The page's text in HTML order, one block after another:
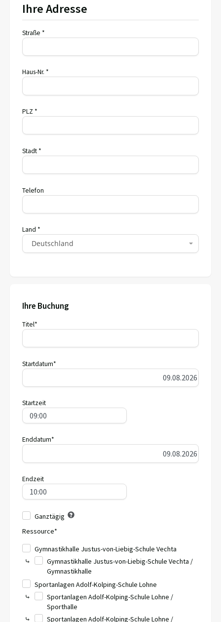
Ihre Adresse
Straße *
Haus-Nr. *
PLZ *
Stadt *
Telefon
Land *
Deutschland
Ihre Buchung
Titel*
Startdatum*
Startzeit
Enddatum*
Endzeit
Ganztägig
Ressource*
Gymnastikhalle Justus-von-Liebig-Schule Vechta
⤷
Gymnastikhalle Justus-von-Liebig-Schule Vechta /
Gymnastikhalle
Sportanlagen Adolf-Kolping-Schule Lohne
⤷
Sportanlagen Adolf-Kolping-Schule Lohne /
Sporthalle
⤷
Sportanlagen Adolf-Kolping-Schule Lohne /